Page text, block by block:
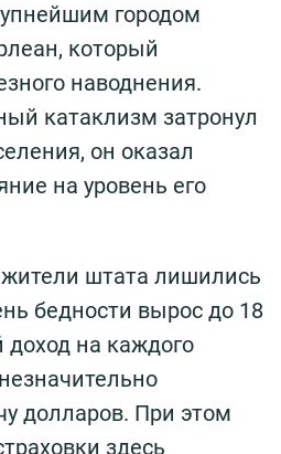
городом
который
наводнения.
катаклизм затронул
он оказал
на уровень его
штата лишились
бедности вырос до 18
доход на каждого
долларов. При этом
здесь